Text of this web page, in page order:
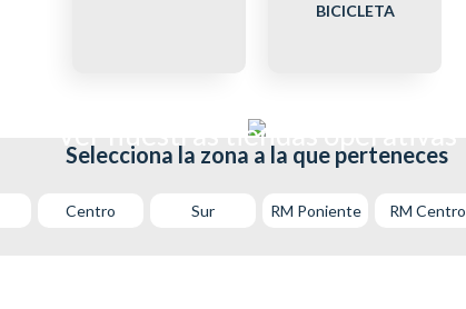
BICICLETA
Ver nuestras tiendas operativas
Selecciona la zona a la que perteneces
Centro Sur RM Poniente RM Centro